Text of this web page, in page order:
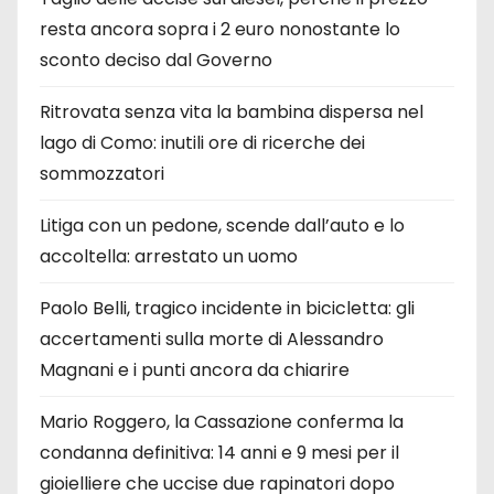
resta ancora sopra i 2 euro nonostante lo
sconto deciso dal Governo
Ritrovata senza vita la bambina dispersa nel
lago di Como: inutili ore di ricerche dei
sommozzatori
Litiga con un pedone, scende dall’auto e lo
accoltella: arrestato un uomo
Paolo Belli, tragico incidente in bicicletta: gli
accertamenti sulla morte di Alessandro
Magnani e i punti ancora da chiarire
Mario Roggero, la Cassazione conferma la
condanna definitiva: 14 anni e 9 mesi per il
gioielliere che uccise due rapinatori dopo